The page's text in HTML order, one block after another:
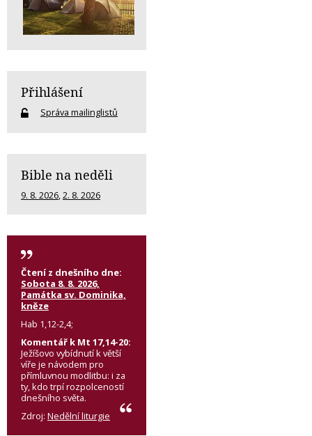
Přihlášení
Správa mailinglistů
Bible na neděli
9. 8. 2026,2. 8. 2026
Čtení z dnešního dne:
Sobota 8. 8. 2026,
Památka sv. Dominika,
kněze
Hab 1,12-2,4;
Komentář k Mt 17,14-20:
Ježíšovo vybídnutí k větší
víře je návodem pro
přímluvnou modlitbu: i za
ty, kdo trpí rozpolceností
dnešního světa.
Zdroj: Nedělní liturgie